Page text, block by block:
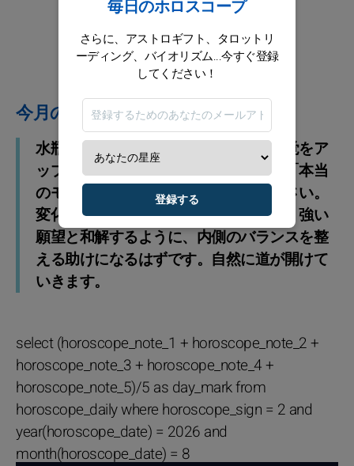
今月のアドバイス
水瓶座の風のように、今月は自分の感覚をア
ップデートするのが鍵。まずは自分の「本当
のモチベーション」と向き合ってください。
変化は長期的に見れば味方になります。強い
願望と和解するように、内側のバランスを整
える助けになるはずです。自然に道が開けて
いきます。
select (horoscope_note_1 + horoscope_note_2 +
horoscope_note_3 + horoscope_note_4 +
horoscope_note_5)/5 as day_mark from
horoscope_daily where horoscope_sign = 2 and
year(horoscope_date) = 2026 and
month(horoscope_date) = 8
毎日のホロスコープ
さらに、アストロギフト、タロットリ
ーディング、バイオリズム...今すぐ登録
してください！
登録する